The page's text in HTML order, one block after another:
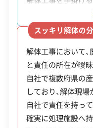
対応業務
公式HP
許可番号
RC造のビル、外構
から実際の工事ま
させます。大阪・兵
棄物収集運搬業許
て管理します。
スッキリ解体の
解体工事において
と責任の所在が曖
自社で複数府県の
しており、解体現
自社で責任を持っ
確実に処理施設へ